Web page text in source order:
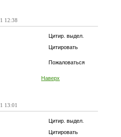
12:38
Цитир. выдел.
Цитировать
Пожаловаться
Наверх
13:01
Цитир. выдел.
Цитировать